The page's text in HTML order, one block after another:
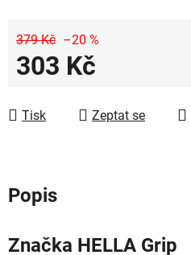
379 Kč –20 %
303 Kč
Tisk
Zeptat se
Popis
Značka HELLA Grip